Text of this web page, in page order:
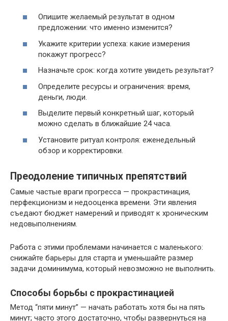
Опишите желаемый результат в одном
предложении: что именно изменится?
Укажите критерии успеха: какие измерения
покажут прогресс?
Назначьте срок: когда хотите увидеть результат?
Определите ресурсы и ограничения: время,
деньги, люди.
Выделите первый конкретный шаг, который
можно сделать в ближайшие 24 часа.
Установите ритуал контроля: еженедельный
обзор и корректировки.
Преодоление типичных препятствий
Самые частые враги прогресса — прокрастинация,
перфекционизм и недооценка времени. Эти явления
съедают бюджет намерений и приводят к хроническим
недовыполнениям.
Работа с этими проблемами начинается с маленького:
снижайте барьеры для старта и уменьшайте размер
задачи доминимума, который невозможно не выполнить.
Способы борьбы с прокрастинацией
Метод “пяти минут” — начать работать хотя бы на пять
минут; часто этого достаточно, чтобы развернуться на